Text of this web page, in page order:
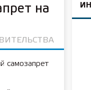
на
самозапрет